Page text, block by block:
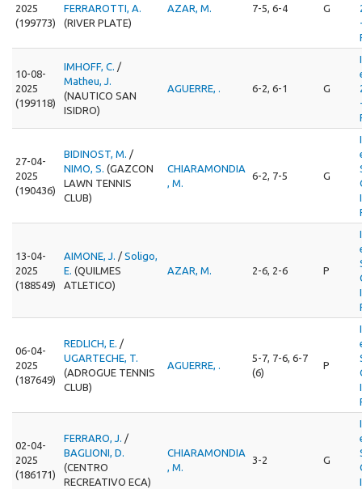
2025
(199773)
FERRAROTTI, A.
(RIVER PLATE)
AZAR, M. 7-5, 6-4 G
10-08-
2025
(199118)
IMHOFF, C. /
Matheu, J.
(NAUTICO SAN
ISIDRO)
AGUERRE, . 6-2, 6-1 G
27-04-
2025
(190436)
BIDINOST, M. /
NIMO, S. (GAZCON
LAWN TENNIS
CLUB)
CHIARAMONDIA
, M.
6-2, 7-5 G
13-04-
2025
(188549)
AIMONE, J. / Soligo,
E. (QUILMES
ATLETICO)
AZAR, M. 2-6, 2-6 P
06-04-
2025
(187649)
REDLICH, E. /
UGARTECHE, T.
(ADROGUE TENNIS
CLUB)
AGUERRE, .
5-7, 7-6, 6-7
(6)
P
02-04-
2025
(186171)
FERRARO, J. /
BAGLIONI, D.
(CENTRO
RECREATIVO ECA)
CHIARAMONDIA
, M.
3-2 G